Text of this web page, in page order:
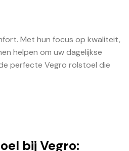
Met hun focus op kwaliteit,
helpen om uw dagelijkse
perfecte Vegro rolstoel die
bij Vegro: